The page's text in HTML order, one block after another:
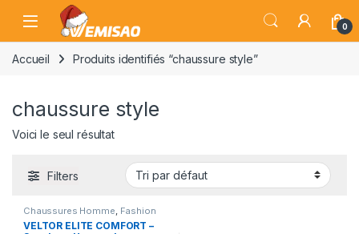
Skip to navigation
Skip to content
Open 0
Accueil Produits identifiés “chaussure style”
chaussure style
Voici le seul résultat
Filters
Chaussures Homme Fashion
VELTOR ELITE COMFORT –